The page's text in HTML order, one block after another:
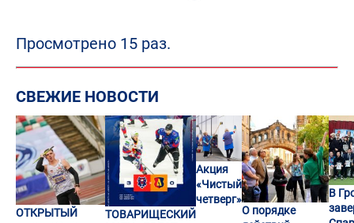
Просмотрено 15 раз.
СВЕЖИЕ НОВОСТИ
ОТКРЫТЫЙ
ТОВАРИЩЕСКИЙ
Акция
«Чистый
четверг»
О порядке
В